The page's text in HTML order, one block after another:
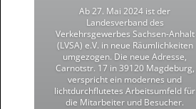
Ab 27. Mai 2024 ist der
Landesverband des
Verkehrsgewerbes Sachsen-Anhalt
(LVSA) e.V. in neue Räumlichkeiten
umgezogen. Die neue Adresse,
Carnotstr. 17 in 39120 Magdeburg,
verspricht ein modernes und
lichtdurchflutetes Arbeitsumfeld für
die Mitarbeiter und Besucher.